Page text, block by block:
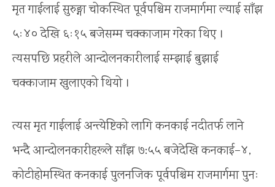
मृत गाईलाई सुरुङ्गा चोकस्थित पूर्वपश्चिम राजमार्गमा ल्याई साँझ
५ः४० देखि ६ः१५ बजेसम्म चक्काजाम गरेका थिए ।
त्यसपछि प्रहरीले आन्दोलनकारीलाई सम्झाई बुझाई
चक्काजाम खुलाएको थियो ।
त्यस मृत गाईलाई अन्त्येष्टिको लागि कनकाई नदीतर्फ लाने
भन्दै आन्दोलनकारीहरूले साँझ ७:५५ बजेदेखि कनकाई–४,
कोटीहोमस्थित कनकाई पुलनजिक पूर्वपश्चिम राजमार्गमा पुनः